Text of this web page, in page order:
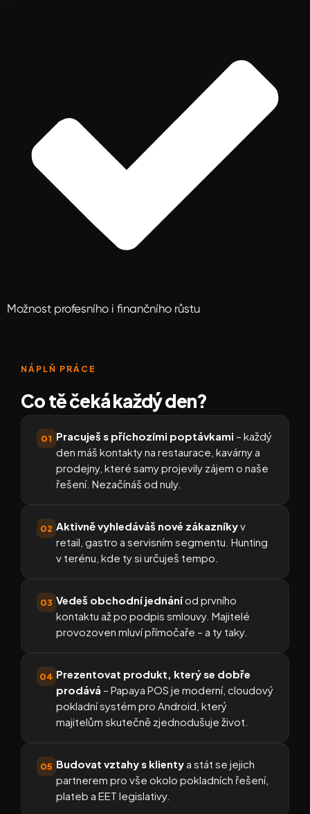
Možnost profesního i finančního růstu
NÁPLŇ PRÁCE
Co tě čeká každý den?
01 Pracuješ s příchozími poptávkami – každý
den máš kontakty na restaurace, kavárny a
prodejny, které samy projevily zájem o naše
řešení. Nezačínáš od nuly.
02 Aktivně vyhledáváš nové zákazníkyv
retail, gastro a servisním segmentu. Hunting
v terénu, kde ty si určuješ tempo.
03 Vedeš obchodní jednáníod prvního
kontaktu až po podpis smlouvy. Majitelé
provozoven mluví přímočaře – a ty taky.
04 Prezentovat produkt, který se dobře
prodává – Papaya POS je moderní, cloudový
pokladní systém pro Android, který
majitelům skutečně zjednodušuje život.
05 Budovat vztahy s klienty a stát se jejich
partnerem pro vše okolo pokladních řešení,
plateb a EET legislativy.